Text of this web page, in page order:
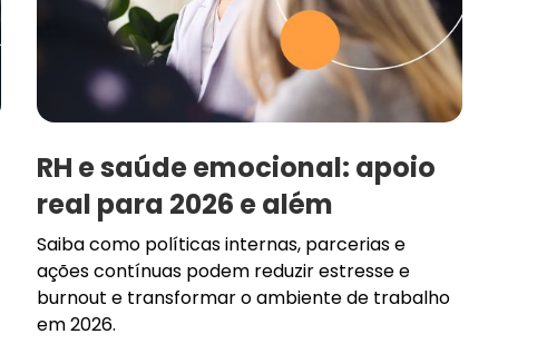
RH e saúde emocional: apoio
real para 2026 e além
Saiba como políticas internas, parcerias e
ações contínuas podem reduzir estresse e
burnout e transformar o ambiente de trabalho
em 2026.